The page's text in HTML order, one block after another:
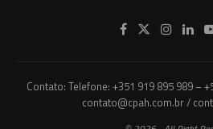
Contato: Telefone: +351 919 895 989 –
contato@cpah.com.br /